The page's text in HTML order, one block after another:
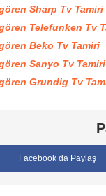
Sharp Tv Tamiri
Telefunken Tv
Beko Tv Tamiri
Sanyo Tv Tamiri
Grundig Tv
Facebook da Paylaş